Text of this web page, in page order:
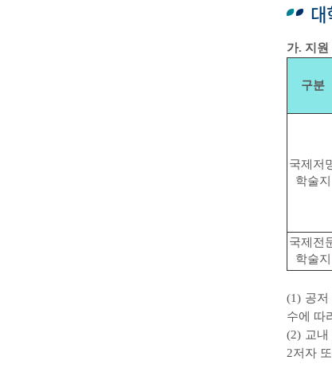
가. 지원
구분
국제저
학술지
국제전
학술지
(1) 공
수에 따
(2) 교
2저자